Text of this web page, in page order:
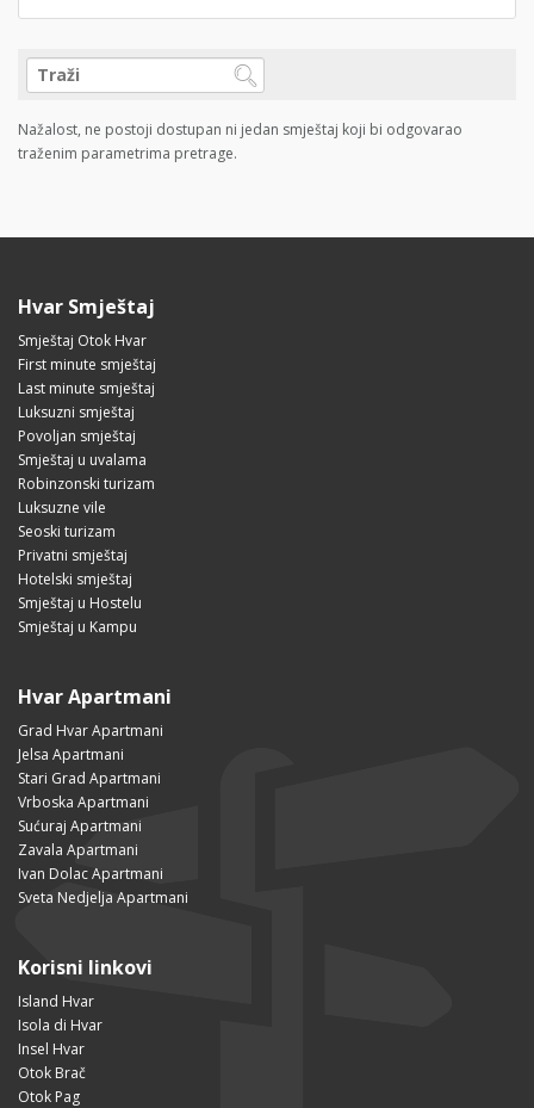
Nažalost, ne postoji dostupan ni jedan smještaj koji bi odgovarao
traženim parametrima pretrage.
Hvar Smještaj
Smještaj Otok Hvar
First minute smještaj
Last minute smještaj
Luksuzni smještaj
Povoljan smještaj
Smještaj u uvalama
Robinzonski turizam
Luksuzne vile
Seoski turizam
Privatni smještaj
Hotelski smještaj
Smještaj u Hostelu
Smještaj u Kampu
Hvar Apartmani
Grad Hvar Apartmani
Jelsa Apartmani
Stari Grad Apartmani
Vrboska Apartmani
Sućuraj Apartmani
Zavala Apartmani
Ivan Dolac Apartmani
Sveta Nedjelja Apartmani
Korisni linkovi
Island Hvar
Isola di Hvar
Insel Hvar
Otok Brač
Otok Pag